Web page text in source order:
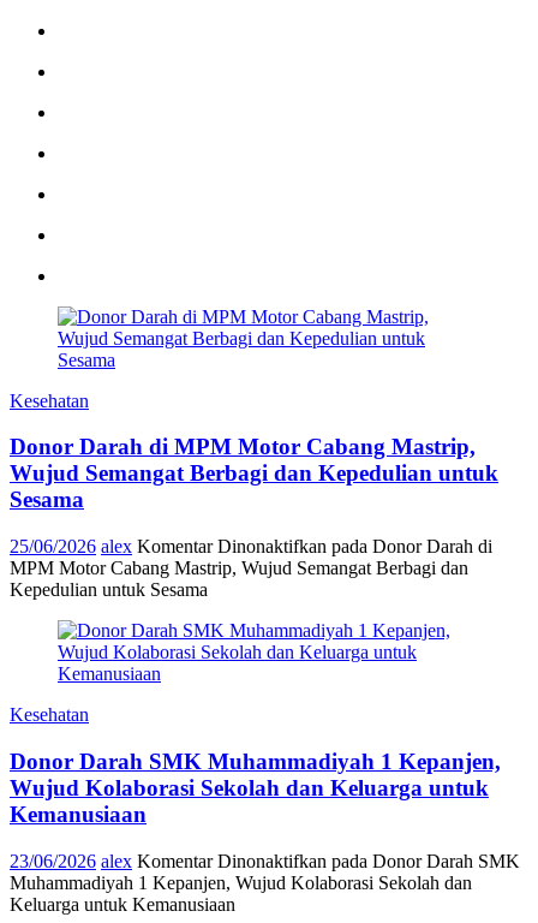
Kesehatan
Donor Darah di MPM Motor Cabang Mastrip,
Wujud Semangat Berbagi dan Kepedulian untuk
Sesama
25/06/2026 alex Komentar Dinonaktifkan pada Donor Darah di
MPM Motor Cabang Mastrip, Wujud Semangat Berbagi dan
Kepedulian untuk Sesama
Kesehatan
Donor Darah SMK Muhammadiyah 1 Kepanjen,
Wujud Kolaborasi Sekolah dan Keluarga untuk
Kemanusiaan
23/06/2026 alex Komentar Dinonaktifkan pada Donor Darah SMK
Muhammadiyah 1 Kepanjen, Wujud Kolaborasi Sekolah dan
Keluarga untuk Kemanusiaan